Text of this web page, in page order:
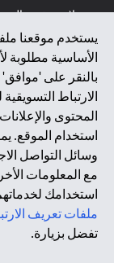
يستخدم موقعنا
الأساسية مطلوبة
بالنقر على
الارتباط
المحتوى
استخدام الموقع.
وسائل التواصل
مع المعلومات
استخدامك
ملفات تعريف
تفضل بزيارة.
لا يتم تقديم
المقيمين في
سويسرا أو
الفاتيكان أو
(لائحة حماية
العامة \
الصفحة ليس
لشراء أو بيع